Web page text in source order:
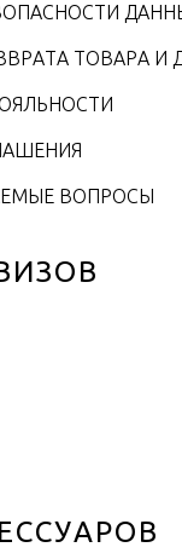
ТОВАРА И
ВОПРОСЫ